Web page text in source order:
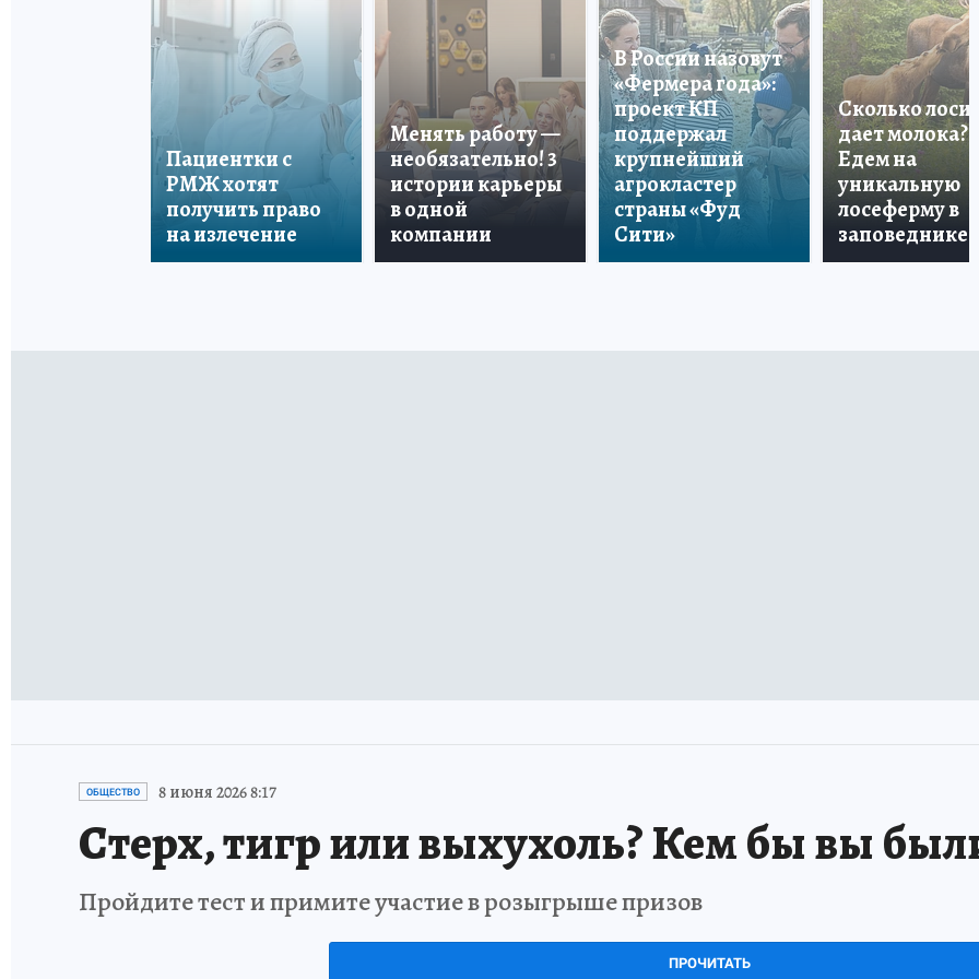
Пациентки с
РМЖ хотят
получить право
на излечение
Менять работу —
необязательно! 3
истории карьеры
в одной
компании
В России назовут
«Фермера года»:
проект КП
поддержал
крупнейший
агрокластер
страны «Фуд
Сити»
Сколько лосиха
дает молока?
Едем на
уникальную
лосеферму в
заповеднике!
ОБЩЕСТВО 8 июня 2026 8:17
Стерх, тигр или выхухоль? Кем бы вы
Пройдите тест и примите участие в розыгрыше призов
ПРОЧИТАТЬ